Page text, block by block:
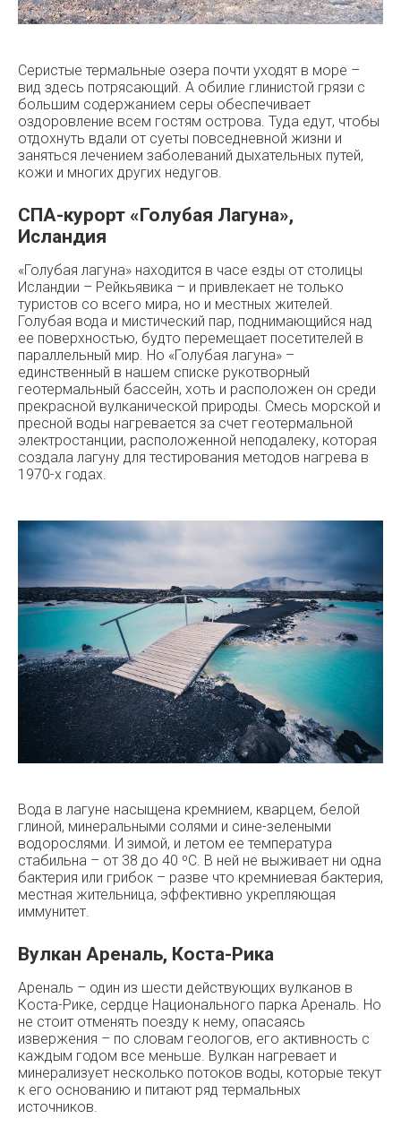
Серистые термальные озера почти уходят в море –
вид здесь потрясающий. А обилие глинистой грязи с
большим содержанием серы обеспечивает
оздоровление всем гостям острова. Туда едут, чтобы
отдохнуть вдали от суеты повседневной жизни и
заняться лечением заболеваний дыхательных путей,
кожи и многих других недугов.
СПА-курорт «Голубая Лагуна»,
Исландия
«Голубая лагуна» находится в часе езды от столицы
Исландии – Рейкьявика – и привлекает не только
туристов со всего мира, но и местных жителей.
Голубая вода и мистический пар, поднимающийся над
ее поверхностью, будто перемещает посетителей в
параллельный мир. Но «Голубая лагуна» –
единственный в нашем списке рукотворный
геотермальный бассейн, хоть и расположен он среди
прекрасной вулканической природы. Смесь морской и
пресной воды нагревается за счет геотермальной
электростанции, расположенной неподалеку, которая
создала лагуну для тестирования методов нагрева в
1970-х годах.
Вода в лагуне насыщена кремнием, кварцем, белой
глиной, минеральными солями и сине-зелеными
водорослями. И зимой, и летом ее температура
стабильна – от 38 до 40 ºC. В ней не выживает ни одна
бактерия или грибок – разве что кремниевая бактерия,
местная жительница, эффективно укрепляющая
иммунитет.
Вулкан Ареналь, Коста-Рика
Ареналь – один из шести действующих вулканов в
Коста-Рике, сердце Национального парка Ареналь. Но
не стоит отменять поезду к нему, опасаясь
извержения – по словам геологов, его активность с
каждым годом все меньше. Вулкан нагревает и
минерализует несколько потоков воды, которые текут
к его основанию и питают ряд термальных
источников.